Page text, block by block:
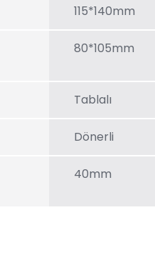
115*140mm
80*105mm
Tablalı
Dönerli
40mm